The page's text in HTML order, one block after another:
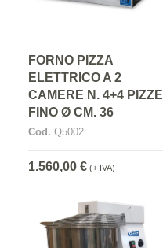
FORNO PIZZA
ELETTRICO A 2
CAMERE N. 4+4 PIZZE
FINO Ø CM. 36
Cod. Q5002
1.560,00 € (+ IVA)